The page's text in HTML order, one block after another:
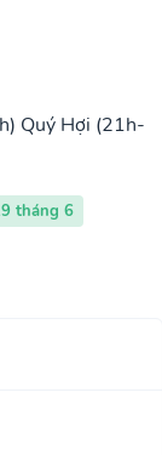
Quý Hợi (21h-
tháng 6